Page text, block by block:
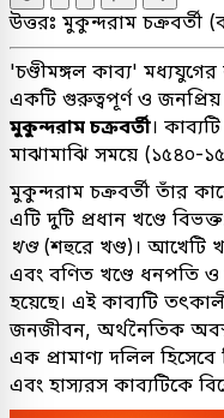
উত্তরঃ মুকুন্দরাম চক্রবর্তী
'চণ্ডীমঙ্গল কাব্য' মধ্যযুগের
একটি গুরুত্বপূর্ণ ও
মুকুন্দরাম চক্রবর্তী।
মাঝামাঝি সময়ে (১৫৪০-
মুকুন্দরাম চক্রবর্তী তাঁর
এটি দুটি প্রধান খণ্ডে
খণ্ড(শহুরে খণ্ড)। আখেটি
এবং বণিত খণ্ডে ধনপতি ও
হয়েছে। এই কাব্যটি
জনজীবন, অর্থনৈতিক
এক প্রামাণ্য দলিল
এবং হাস্যরস কাব্যটিকে